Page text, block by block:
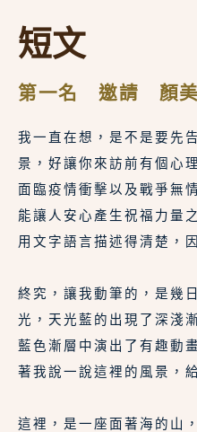
短文
第一名 邀請 顏
我一直在想，是不是要先
景，好讓你來訪前有個心
面臨疫情衝擊以及戰爭無
能讓人安心產生祝福力量
用文字語言描述得清楚，
終究，讓我動筆的，是幾
光，天光藍的出現了深淺
藍色漸層中演出了有趣動
著我說一說這裡的風景，
這裡，是一座面著海的山